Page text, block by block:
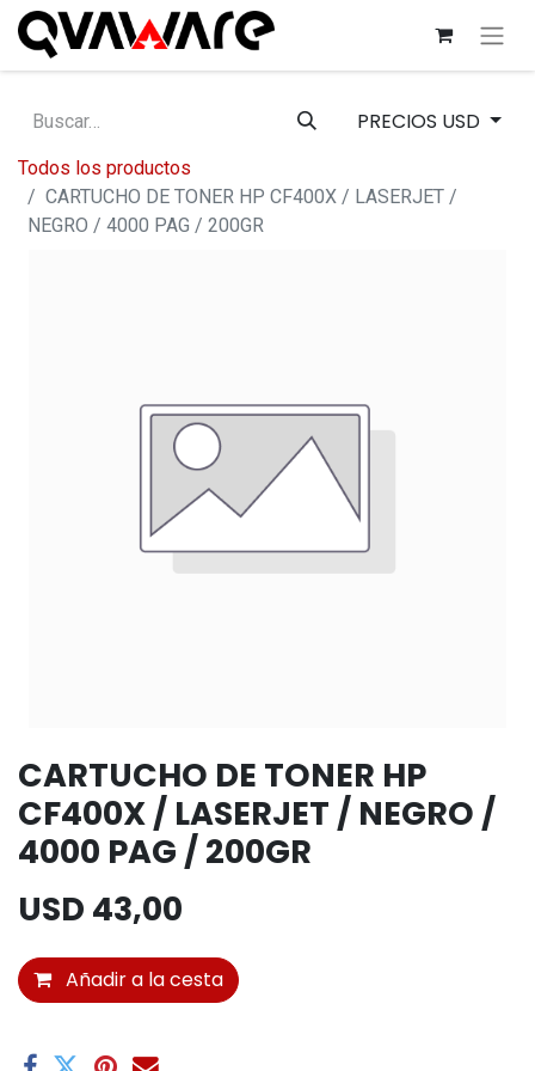
PRECIOS USD
Todos los productos
CARTUCHO DE TONER HP CF400X / LASERJET /
NEGRO / 4000 PAG / 200GR
CARTUCHO DE TONER HP
CF400X / LASERJET / NEGRO /
4000 PAG / 200GR
USD 43,00
Añadir a la cesta